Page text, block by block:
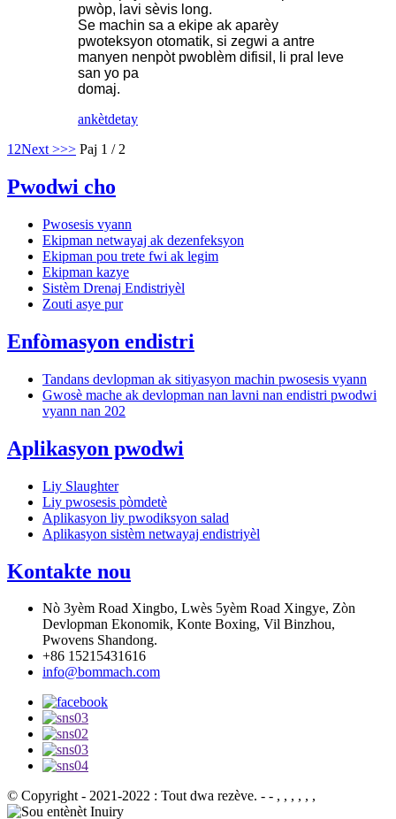
pwòp, lavi sèvis long.
Se machin sa a ekipe ak aparèy
pwoteksyon otomatik, si zegwi a antre
manyen nenpòt pwoblèm difisil, li pral leve
san yo pa
domaj.
ankètdetay
1 2Next >>> Paj 1 / 2
Pwodwi cho
Pwosesis vyann
Ekipman netwayaj ak dezenfeksyon
Ekipman pou trete fwi ak legim
Ekipman kazye
Sistèm Drenaj Endistriyèl
Zouti asye pur
Enfòmasyon endistri
Tandans devlopman ak sitiyasyon machin pwosesis vyann
Gwosè mache ak devlopman nan lavni nan endistri pwodwi
vyann nan 202
Aplikasyon pwodwi
Liy Slaughter
Liy pwosesis pòmdetè
Aplikasyon liy pwodiksyon salad
Aplikasyon sistèm netwayaj endistriyèl
Kontakte nou
Nò 3yèm Road Xingbo, Lwès 5yèm Road Xingye, Zòn
Devlopman Ekonomik, Konte Boxing, Vil Binzhou,
Pwovens Shandong.
+86 15215431616
info@bommach.com
© Copyright - 2021-2022 : Tout dwa rezève. - - , , , , , ,